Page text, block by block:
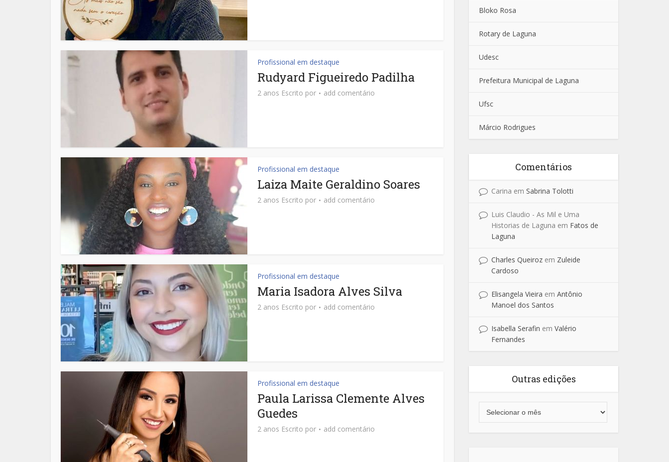
Profissional em destaque
Rudyard Figueiredo Padilha
2 anos Escrito por add comentário
Profissional em destaque
Laiza Maite Geraldino Soares
2 anos Escrito por add comentário
Profissional em destaque
Maria Isadora Alves Silva
2 anos Escrito por add comentário
Profissional em destaque
Paula Larissa Clemente Alves
Guedes
2 anos Escrito por add comentário
Bloko Rosa
Rotary de Laguna
Udesc
Prefeitura Municipal de Laguna
Ufsc
Márcio Rodrigues
Comentários
Carina em Sabrina Tolotti
Luis Claudio - As Mil e Uma
Historias de Laguna em Fatos de
Laguna
Charles Queiroz em Zuleide
Cardoso
Elisangela Vieira em Antônio
Manoel dos Santos
Isabella Serafin em Valério
Fernandes
Outras edições